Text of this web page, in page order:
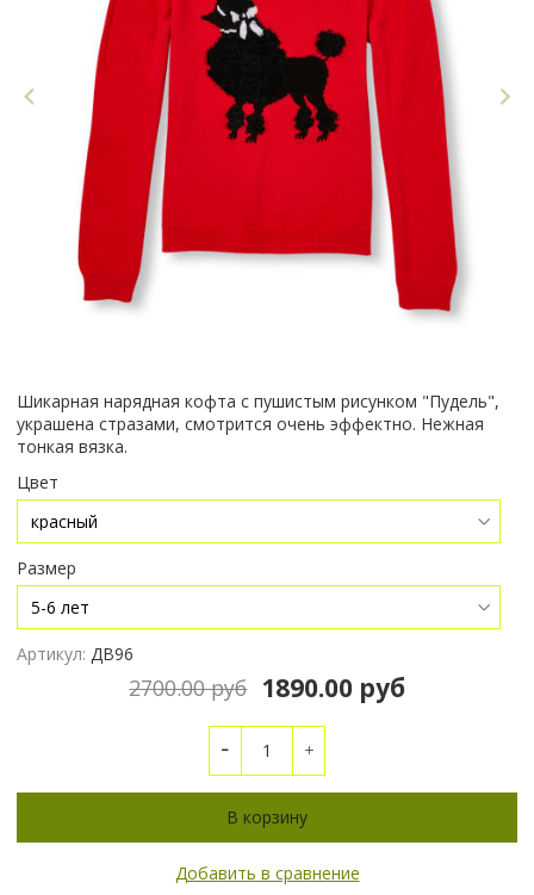
Шикарная нарядная кофта с пушистым рисунком "Пудель",
украшена стразами, смотрится очень эффектно. Нежная
тонкая вязка.
Цвет
Размер
Артикул: ДВ96
2700.00 руб 1890.00 руб
В корзину
Добавить в сравнение